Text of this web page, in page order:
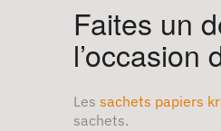
Faites un
Les sachets papiers
sachets.